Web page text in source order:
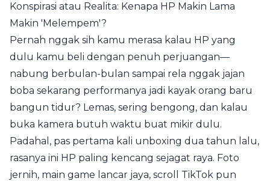
Konspirasi atau Realita: Kenapa HP Makin Lama
Makin 'Melempem'?
Pernah nggak sih kamu merasa kalau HP yang
dulu kamu beli dengan penuh perjuangan—
nabung berbulan-bulan sampai rela nggak jajan
boba sekarang performanya jadi kayak orang baru
bangun tidur? Lemas, sering bengong, dan kalau
buka kamera butuh waktu buat mikir dulu.
Padahal, pas pertama kali unboxing dua tahun lalu,
rasanya ini HP paling kencang sejagat raya. Foto
jernih, main game lancar jaya, scroll TikTok pun